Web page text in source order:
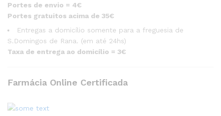
Portes de envio = 4€
Portes gratuitos acima de 35€
Entregas a domicílio somente para a freguesia de
S.Domingos de Rana. (em até 24hs)
Taxa de entrega ao domicílio = 3€
Farmácia Online Certificada